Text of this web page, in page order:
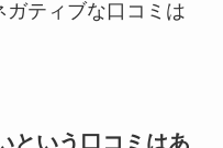
ティブな口コミは
という口コミはあ